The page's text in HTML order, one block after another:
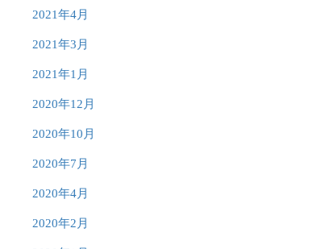
2021年4月
2021年3月
2021年1月
2020年12月
2020年10月
2020年7月
2020年4月
2020年2月